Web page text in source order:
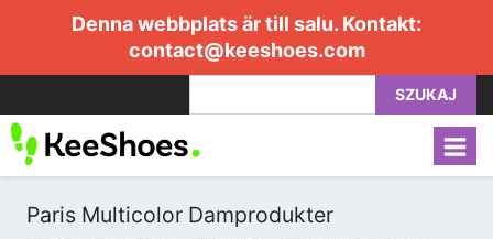
Denna webbplats är till salu. Kontakt:
contact@keeshoes.com
SZUKAJ
Paris Multicolor Damprodukter